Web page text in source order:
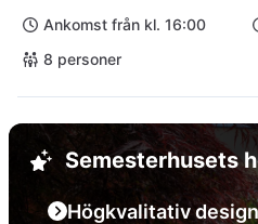
Ankomst från kl. 16:00
8 personer
Semesterhusets
Högkvalitativ